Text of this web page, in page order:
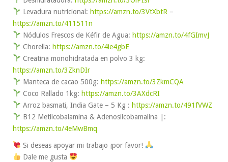
Levadura nutricional: https://amzn.to/3VtXbtR –
https://amzn.to/411511n
Nódulos Frescos de Kéfir de Agua: https://amzn.to/4fGImvJ
Chorella: https://amzn.to/4ie4gbE
Creatina monohidratada en polvo 3 kg:
https://amzn.to/3ZknDIr
Manteca de cacao 500g: https://amzn.to/3ZkmCQA
Coco Rallado 1kg: https://amzn.to/3AXdcRI
Arroz basmati, India Gate – 5 Kg : https://amzn.to/491fVWZ
B12 Metilcobalamina & Adenosilcobamalina |:
https://amzn.to/4eMwBmq
Si deseas apoyar mi trabajo ¡por favor!
Dale me gusta